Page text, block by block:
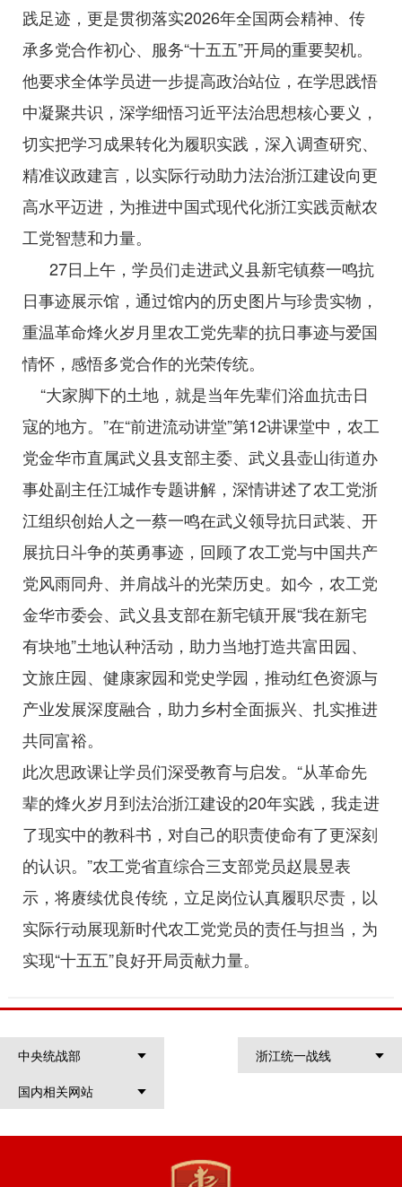
践足迹，更是贯彻落实2026年全国两会精神、传
承多党合作初心、服务“十五五”开局的重要契机。
他要求全体学员进一步提高政治站位，在学思践悟
中凝聚共识，深学细悟习近平法治思想核心要义，
切实把学习成果转化为履职实践，深入调查研究、
精准议政建言，以实际行动助力法治浙江建设向更
高水平迈进，为推进中国式现代化浙江实践贡献农
工党智慧和力量。
27日上午，学员们走进武义县新宅镇蔡一鸣抗
日事迹展示馆，通过馆内的历史图片与珍贵实物，
重温革命烽火岁月里农工党先辈的抗日事迹与爱国
情怀，感悟多党合作的光荣传统。
“大家脚下的土地，就是当年先辈们浴血抗击日
寇的地方。”在“前进流动讲堂”第12讲课堂中，农工
党金华市直属武义县支部主委、武义县壶山街道办
事处副主任江城作专题讲解，深情讲述了农工党浙
江组织创始人之一蔡一鸣在武义领导抗日武装、开
展抗日斗争的英勇事迹，回顾了农工党与中国共产
党风雨同舟、并肩战斗的光荣历史。如今，农工党
金华市委会、武义县支部在新宅镇开展“我在新宅
有块地”土地认种活动，助力当地打造共富田园、
文旅庄园、健康家园和党史学园，推动红色资源与
产业发展深度融合，助力乡村全面振兴、扎实推进
共同富裕。
此次思政课让学员们深受教育与启发。“从革命先
辈的烽火岁月到法治浙江建设的20年实践，我走进
了现实中的教科书，对自己的职责使命有了更深刻
的认识。”农工党省直综合三支部党员赵晨昱表
示，将赓续优良传统，立足岗位认真履职尽责，以
实际行动展现新时代农工党党员的责任与担当，为
实现“十五五”良好开局贡献力量。
中央统战部
浙江统一战线
国内相关网站